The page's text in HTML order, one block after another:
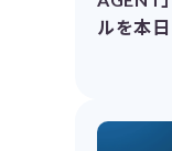
ルを本